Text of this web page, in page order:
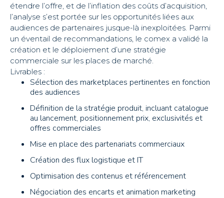
étendre l’offre, et de l’inflation des coûts d’acquisition,
l’analyse s’est portée sur les opportunités liées aux
audiences de partenaires jusque-là inexploitées. Parmi
un éventail de recommandations, le comex a validé la
création et le déploiement d’une stratégie
commerciale sur les places de marché.
Livrables :
Sélection des marketplaces pertinentes en fonction
des audiences
Définition de la stratégie produit, incluant catalogue
au lancement, positionnement prix, exclusivités et
offres commerciales
Mise en place des partenariats commerciaux
Création des flux logistique et IT
Optimisation des contenus et référencement
Négociation des encarts et animation marketing